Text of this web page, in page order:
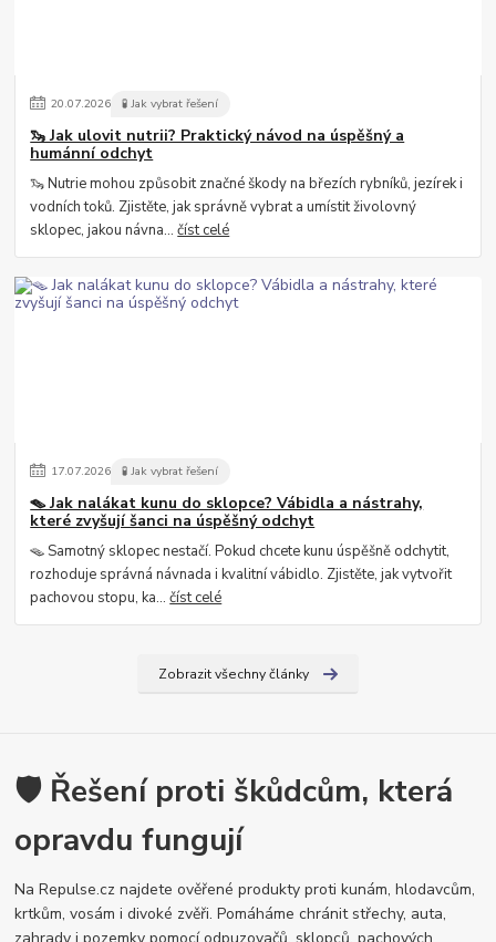
20.07.2026 🧪 Jak vybrat řešení
🦦 Jak ulovit nutrii? Praktický návod na úspěšný a
humánní odchyt
🦦 Nutrie mohou způsobit značné škody na březích rybníků, jezírek i
vodních toků. Zjistěte, jak správně vybrat a umístit živolovný
sklopec, jakou návna...číst celé
17.07.2026 🧪 Jak vybrat řešení
🪤 Jak nalákat kunu do sklopce? Vábidla a nástrahy,
které zvyšují šanci na úspěšný odchyt
🪤 Samotný sklopec nestačí. Pokud chcete kunu úspěšně odchytit,
rozhoduje správná návnada i kvalitní vábidlo. Zjistěte, jak vytvořit
pachovou stopu, ka...číst celé
Zobrazit všechny články
🛡️ Řešení proti škůdcům, která
opravdu fungují
Na Repulse.cz najdete ověřené produkty proti kunám, hlodavcům,
krtkům, vosám i divoké zvěři. Pomáháme chránit střechy, auta,